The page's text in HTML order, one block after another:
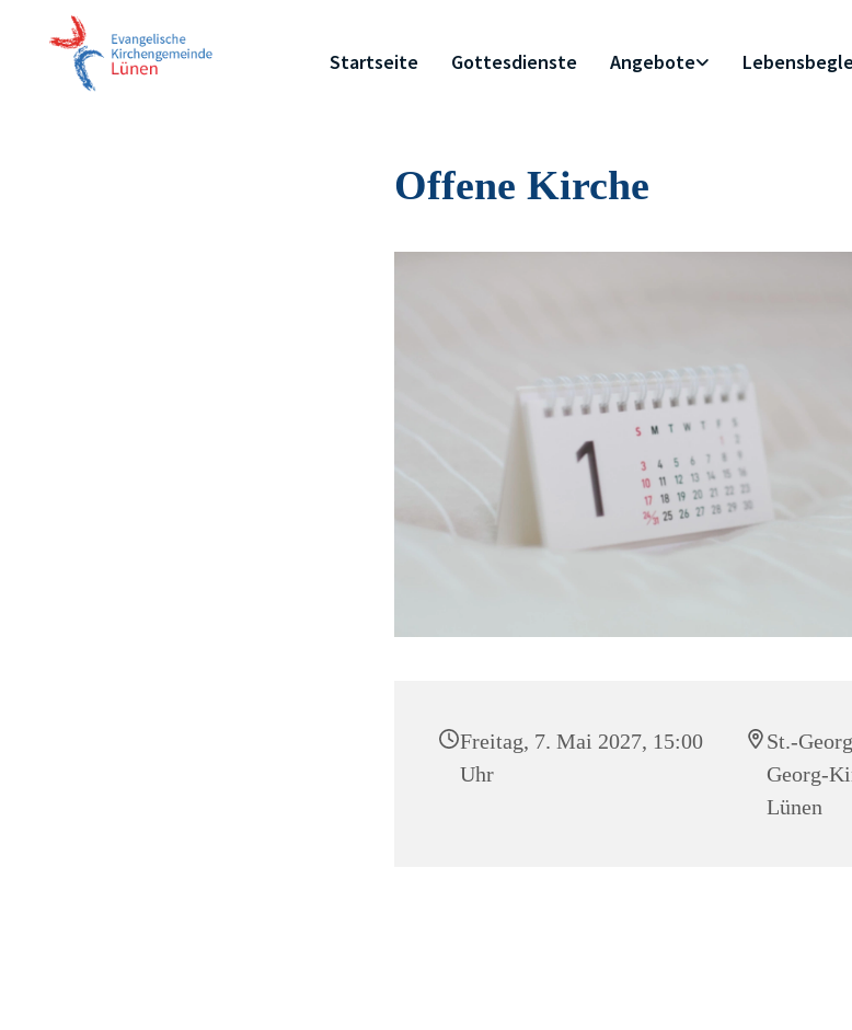
Startseite Gottesdienste Angebote
Offene Kirche
Freitag, 7. Mai 2027, 15:00
Uhr
St.-
Georg-
Lünen